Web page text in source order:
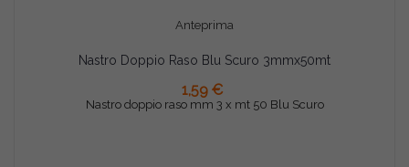
Anteprima
Nastro Doppio Raso Blu Scuro 3mmx50mt
1,59 €
Nastro doppio raso mm 3 x mt 50 Blu Scuro
AGGIUNGI AL CARRELLO